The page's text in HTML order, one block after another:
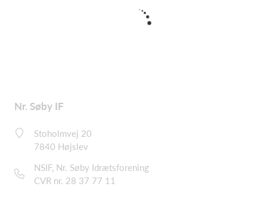
Nr. Søby IF
Stoholmvej 20
7840 Højslev
NSIF, Nr. Søby Idrætsforening
CVR nr. 28 37 77 11